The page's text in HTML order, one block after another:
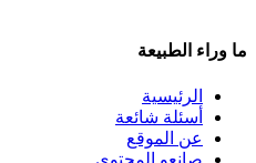
ما وراء الطبيعة
الرئيسية
أسئلة شائعة
عن الموقع
صانعو المحتوى